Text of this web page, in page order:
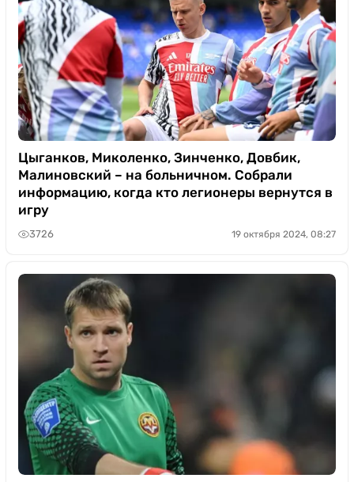
Цыганков, Миколенко, Зинченко, Довбик,
Малиновский – на больничном. Собрали
информацию, когда кто легионеры вернутся в
игру
3726 19 октября 2024, 08:27